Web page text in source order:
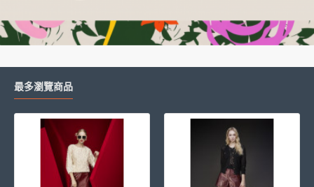
最多瀏覽商品